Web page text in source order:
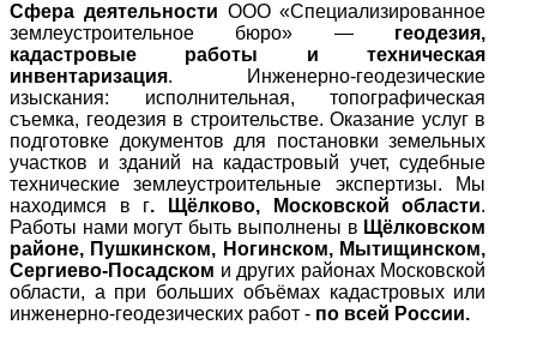
Сфера деятельности ООО «Специализированное
землеустроительное бюро» — геодезия,
кадастровые работы и техническая
инвентаризация. Инженерно-геодезические
изыскания: исполнительная, топографическая
съемка, геодезия в строительстве. Оказание услуг в
подготовке документов для постановки земельных
участков и зданий на кадастровый учет, судебные
технические землеустроительные экспертизы. Мы
находимся в г. Щёлково, Московской области.
Работы нами могут быть выполнены в Щёлковском
районе, Пушкинском, Ногинском, Мытищинском,
Сергиево-Посадском и других районах Московской
области, а при больших объёмах кадастровых или
инженерно-геодезических работ - по всей России.